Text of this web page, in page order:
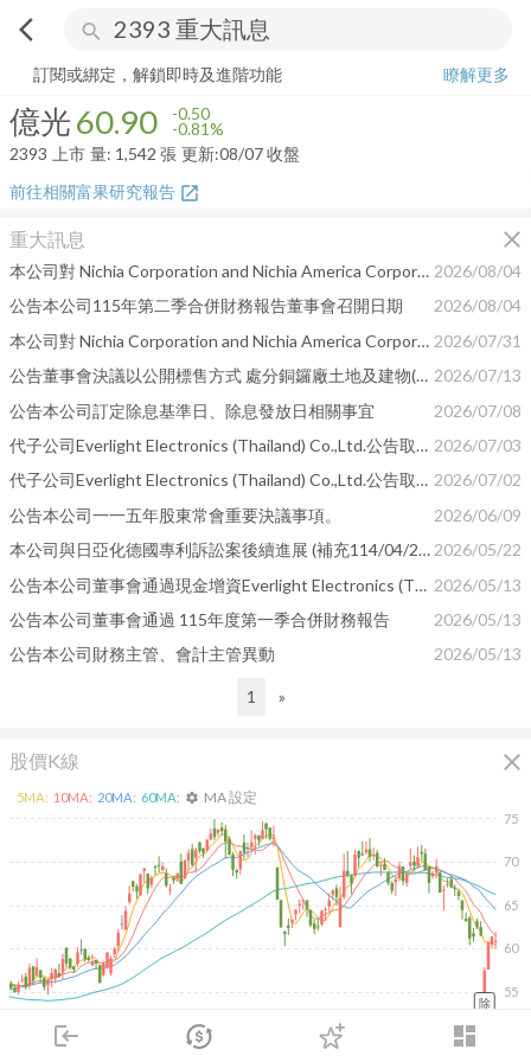
arrow_back_ios search
login dashboard
市場 登入
億光 60.90-0.81%
訂閱或綁定，解鎖即時及進階功能
瞭解更多
億光60.90 -0.50
-0.81%
2393
上市 量: 1,542 張 更新:08/07 收盤
前往相關富果研究報告 open_in_new
重大訊息 close
本公司對 Nichia Corporation and Nichia America Corporation 提出專利侵權訴訟（補充文書案號） 2026/08/04
公告本公司115年第二季合併財務報告董事會召開日期
2026/08/04
本公司對 Nichia Corporation and Nichia America Corporation 提出專利侵權訴訟 2026/07/31
公告董事會決議以公開標售方式 處分銅鑼廠土地及建物(含附屬設備) 2026/07/13
公告本公司訂定除息基準日、除息發放日相關事宜
2026/07/08
代子公司Everlight Electronics (Thailand) Co.,Ltd.公告取得建廠用地-更正 2026/07/03
代子公司Everlight Electronics (Thailand) Co.,Ltd.公告取得建廠用地 2026/07/02
公告本公司一一五年股東常會重要決議事項。
2026/06/09
本公司與日亞化德國專利訴訟案後續進展 (補充114/04/25重大訊息) 2026/05/22
公告本公司董事會通過現金增資Everlight Electronics (Thailand) Co.,Ltd. 2026/05/13
公告本公司董事會通過 115年度第一季合併財務報告
2026/05/13
公告本公司財務主管、會計主管異動
2026/05/13
1 »
股價K線 close
2026/02/10 2026/04/10 2026/05/28 2026/07/16
55
60
65
70
75
5MA: 10MA: 20MA: 60MA: settings MA 設定
除